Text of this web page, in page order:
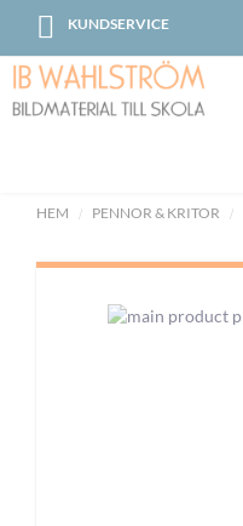
KUNDSERVICESkip
Content
HEM PENNOR & KRITOR